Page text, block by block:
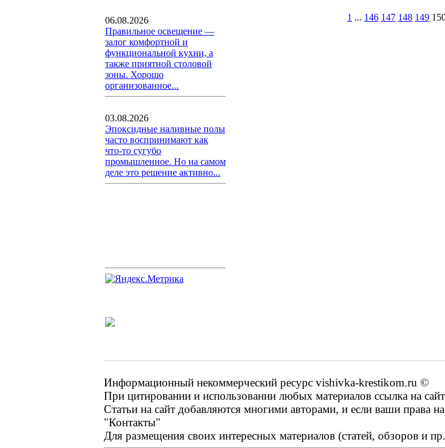
06.08.2026
Правильное освещение —
залог комфортной и
функциональной кухни, а
также приятной столовой
зоны. Хорошо
организованное...
03.08.2026
Эпоксидные наливные полы
часто воспринимают как
что-то сугубо
промышленное. Но на самом
деле это решение активно...
1 ... 146 147 148 149
Информационный некоммерческий ресурс vishivka-krestikom.ru ©
При цитировании и использовании любых материалов ссылка на сайт
Статьи на сайт добавляются многими авторами, и если ваши права
"Контакты"
Для размещения своих интересных материалов (статей, обзоров и